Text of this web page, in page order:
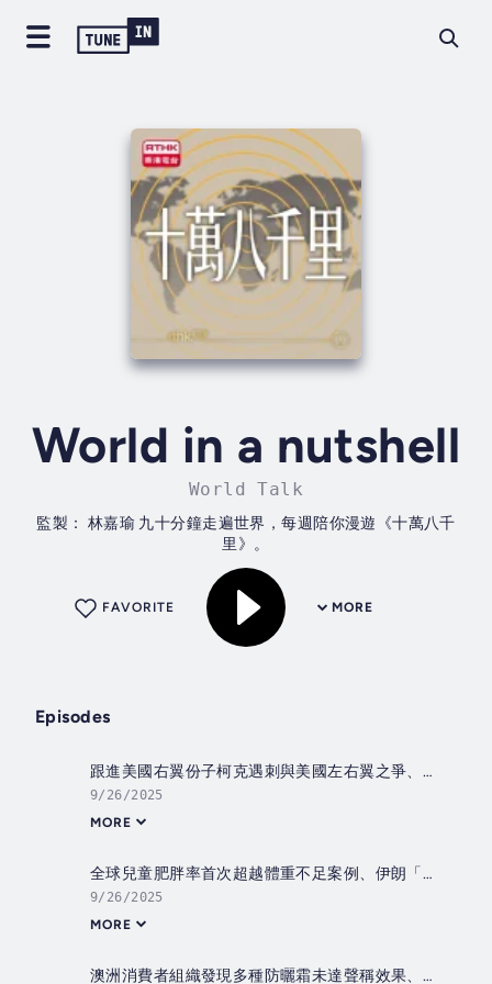
World in a nutshell
World Talk
監製： 林嘉瑜 九十分鐘走遍世界，每週陪你漫遊《十萬八千
里》。
MORE
FAVORITE
Episodes
跟進美國右翼份子柯克遇刺與美國左右翼之爭、埃塞俄比亞啟用「復興大壩」對非洲水資源的影響
9/26/2025
MORE
全球兒童肥胖率首次超越體重不足案例、伊朗「頭巾示威」三周年及對女性的限制
9/26/2025
MORE
澳洲消費者組織發現多種防曬霜未達聲稱效果、三名奧地利修女IG上發佈居於荒廢修道院情況結果廣受歡迎